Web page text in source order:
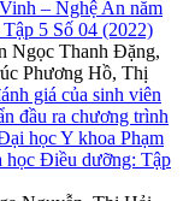
– Nghệ An năm
5 Số 04 (2022)
Ngọc Thanh Đặng,
Phương Hồ, Thị
giá của sinh viên
đầu ra chương trình
học Y khoa Phạm
học Điều dưỡng: Tập